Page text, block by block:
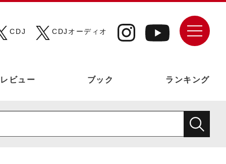
CDJ CDJオーディオ
レビュー ブック ランキング